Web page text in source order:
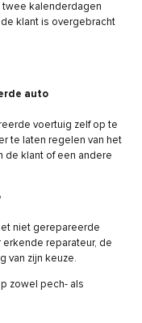
twee kalenderdagen
klant is overgebracht
auto
voertuig zelf op te
te laten regelen van het
de klant of een andere
niet gerepareerde
erkende reparateur, de
van zijn keuze.
zowel pech- als